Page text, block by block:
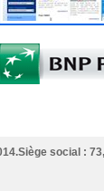
social :